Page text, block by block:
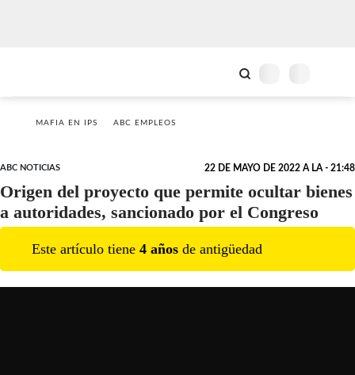
MAFIA EN IPS ABC EMPLEOS
ABC NOTICIAS 22 DE MAYO DE 2022 A LA - 21:48
Origen del proyecto que permite ocultar bienes
a autoridades, sancionado por el Congreso
Este artículo tiene 4 años de antigüedad